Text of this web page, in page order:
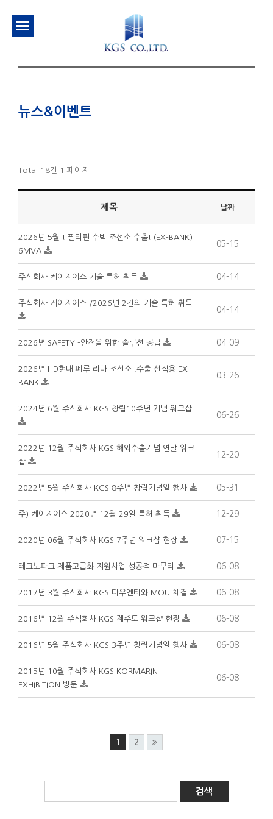
뉴스&이벤트
Total 18건 1 페이지
제목 날짜
2026년 5월 ! 필리핀 수빅 조선소 수출! (EX-BANK)
6MVA
05-15
주식회사 케이지에스 기술 특허 취득 04-14
주식회사 케이지에스 /2026년 2건의 기술 특허 취득
04-14
2026년 SAFETY -안전을 위한 솔루션 공급 04-09
2026년 HD현대 페루 리마 조선소 .수출 선적용 EX-
BANK
03-26
2024년 6월 주식회사 KGS 창립10주년 기념 워크샵
06-26
2022년 12월 주식회사 KGS 해외수출기념 연말 워크
샵
12-20
2022년 5월 주식회사 KGS 8주년 창립기념일 행사 05-31
주) 케이지에스 2020년 12월 29일 특허 취득 12-29
2020년 06월 주식회사 KGS 7주년 워크샵 현장 07-15
테크노파크 제품고급화 지원사업 성공적 마무리 06-08
2017년 3월 주식회사 KGS 다우엔티와 MOU 체결 06-08
2016년 12월 주식회사 KGS 제주도 워크샵 현장 06-08
2016년 5월 주식회사 KGS 3주년 창립기념일 행사 06-08
2015년 10월 주식회사 KGS KORMARIN
EXHIBITION 방문
06-08
1 2